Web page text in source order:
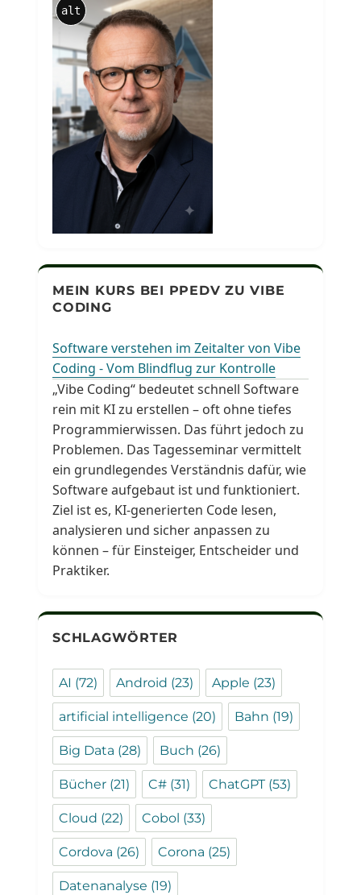
alt
MEIN KURS BEI PPEDV ZU VIBE
CODING
Software verstehen im Zeitalter von Vibe
Coding - Vom Blindflug zur Kontrolle
„Vibe Coding“ bedeutet schnell Software
rein mit KI zu erstellen – oft ohne tiefes
Programmierwissen. Das führt jedoch zu
Problemen. Das Tagesseminar vermittelt
ein grundlegendes Verständnis dafür, wie
Software aufgebaut ist und funktioniert.
Ziel ist es, KI-generierten Code lesen,
analysieren und sicher anpassen zu
können – für Einsteiger, Entscheider und
Praktiker.
SCHLAGWÖRTER
AI (72) Android (23) Apple (23)
artificial intelligence (20) Bahn (19)
Big Data (28) Buch (26)
Bücher (21) C# (31) ChatGPT(53)
Cloud (22) Cobol (33)
Cordova (26) Corona (25)
Datenanalyse (19)